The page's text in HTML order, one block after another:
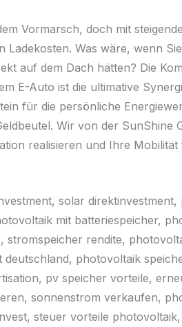
Vormarsch, doch mit
Ladekosten. Was wäre, wenn
auf dem Dach hätten? Die
E-Auto ist die ultimative
für die persönliche
Wir von der SunShine
realisieren und Ihre